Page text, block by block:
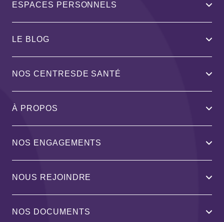
ESPACES PERSONNELS
LE BLOG
NOS CENTRESDE SANTÉ
À PROPOS
NOS ENGAGEMENTS
NOUS REJOINDRE
NOS DOCUMENTS